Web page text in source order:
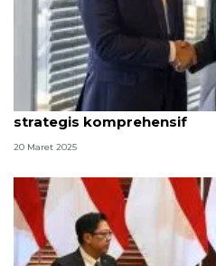
Menlu RI-Australia setuju
strategis komprehensif
20 Maret 2025